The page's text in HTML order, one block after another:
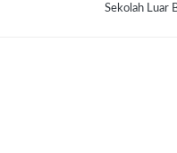
Sekolah Luar